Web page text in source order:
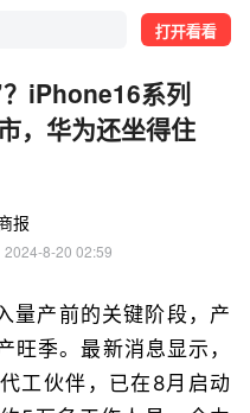
打开看看
iPhone16系列
，华为还坐得住
报
  2024-8-20 02:59
量产前的关键阶段，产
旺季。最新消息显示，
工伙伴，已在8月启动